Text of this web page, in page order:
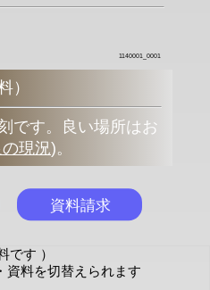
1140001_0001
）
です。良い場所はお
現況)。
です ）
資料を切替えられます